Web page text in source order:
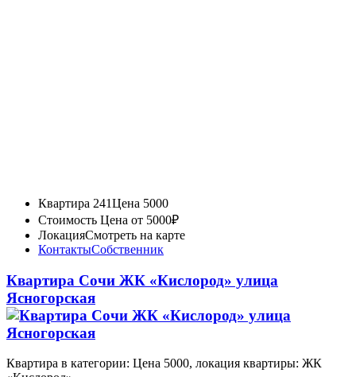
Квартира 241Цена 5000
Стоимость Цена от 5000₽
ЛокацияСмотреть на карте
КонтактыСобственник
Квартира Сочи ЖК «Кислород» улица
Ясногорская
Квартира в категории: Цена 5000, локация квартиры: ЖК